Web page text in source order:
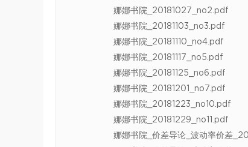
娜娜书院_20181027_no2.pdf
娜娜书院_20181103_no3.pdf
娜娜书院_20181110_no4.pdf
娜娜书院_20181117_no5.pdf
娜娜书院_20181125_no6.pdf
娜娜书院_20181201_no7.pdf
娜娜书院_20181223_no10.pdf
娜娜书院_20181229_no11.pdf
娜娜书院_价差导论_波动率价差